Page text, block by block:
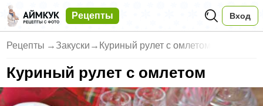
Рецепты Вход
Рецепты → Закуски → Куриный рулет с омлетом
Куриный рулет с омлетом